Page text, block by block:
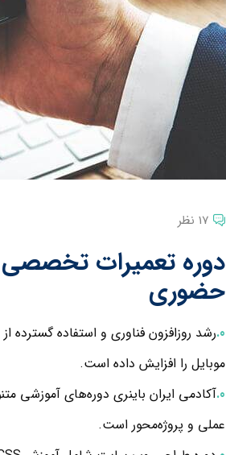
17 نظر
دوره تعمیرات تخصصی
حضوری
رشد روزافزون فناوری و استفاده گسترده
موبایل را افزایش داده است.
آکادمی ایران باینری دوره‌های آموزشی
عملی و پروژه‌محور است.